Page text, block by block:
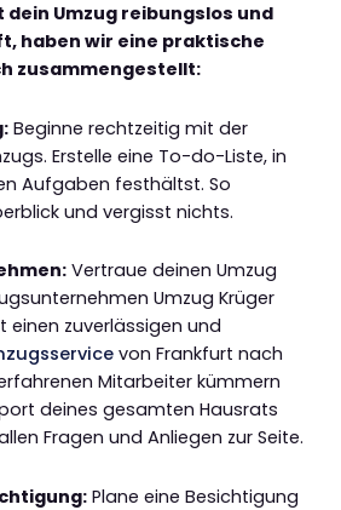
dein Umzug reibungslos und
haben wir eine praktische
zusammengestellt:
Beginne rechtzeitig mit der
Erstelle eine To-do-Liste, in
Aufgaben festhältst. So
und vergisst nichts.
Vertraue deinen Umzug
Umzug Krüger
einen zuverlässigen und
von Frankfurt nach
Mitarbeiter kümmern
deines gesamten Hausrats
Fragen und Anliegen zur Seite.
Plane eine Besichtigung